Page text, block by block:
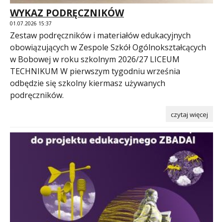
WYKAZ PODRĘCZNIKÓW
01.07.2026 15:37
Zestaw podręczników i materiałów edukacyjnych
obowiązujących w Zespole Szkół Ogólnokształcących
w Bobowej w roku szkolnym 2026/27 LICEUM
TECHNIKUM W pierwszym tygodniu września
odbędzie się szkolny kiermasz używanych
podręczników.
czytaj więcej